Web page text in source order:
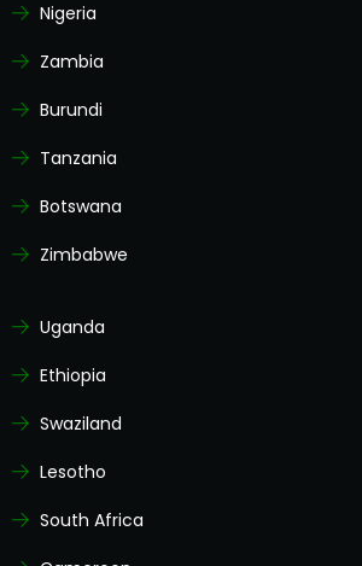
Nigeria
Zambia
Burundi
Tanzania
Botswana
Zimbabwe
Uganda
Ethiopia
Swaziland
Lesotho
South Africa